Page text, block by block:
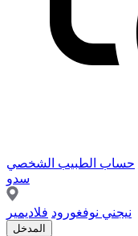
حساب الطبيب الشخصي
سدو
نيجني نوفغورود فلاديمير
المدخل